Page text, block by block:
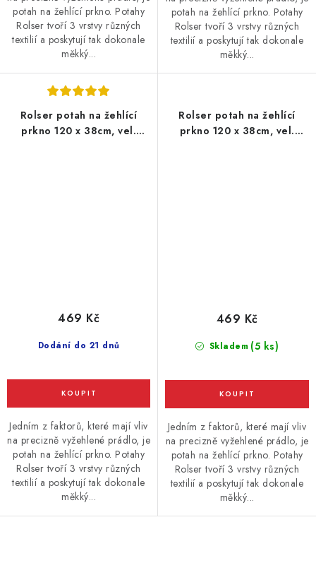
potah na žehlící prkno. Potahy
Rolser tvoří 3 vrstvy různých
textilií a poskytují tak dokonale
měkký...
potah na žehlící prkno. Potahy
Rolser tvoří 3 vrstvy různých
textilií a poskytují tak dokonale
měkký...
Rolser potah na žehlící
prkno 120 x 38cm, vel.
Dodání do 21 dnů
469 Kč
Jedním z faktorů, které mají vliv
na precizně vyžehlené prádlo, je
potah na žehlící prkno. Potahy
Rolser tvoří 3 vrstvy různých
textilií a poskytují tak dokonale
měkký...
Rolser potah na žehlící
prkno 120 x 38cm, vel.
Skladem (5 ks)
469 Kč
Jedním z faktorů, které mají vliv
na precizně vyžehlené prádlo, je
potah na žehlící prkno. Potahy
Rolser tvoří 3 vrstvy různých
textilií a poskytují tak dokonale
měkký...